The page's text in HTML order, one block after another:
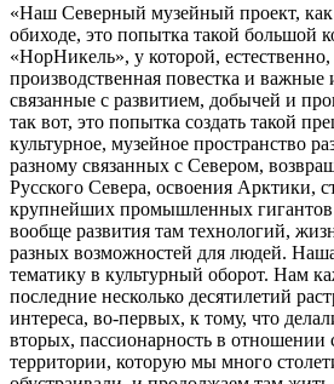
«Наш Северный музейный проект,
обиходе, это попытка такой большой
«НорНикель», у которой, естественно,
производственная повестка и
связанные с развитием, добычей и
так вот, это попытка создать такой
культурное, музейное пространство
разному связанных с Севером,
Русского Севера, освоения Арктики,
крупнейших промышленных гигантов
вообще развития там технологий,
разных возможностей для людей. Наша
тематику в культурный оборот. Нам
последние несколько десятилетий
интереса, во-первых, к тому, что
вторых, пассионарность в отношении
территории, которую мы много